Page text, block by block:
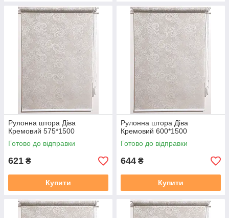
Рулонна штора Дiва
Кремовий 575*1500
Готово до відправки
621 ₴
Купити
Рулонна штора Дiва
Кремовий 600*1500
Готово до відправки
644 ₴
Купити